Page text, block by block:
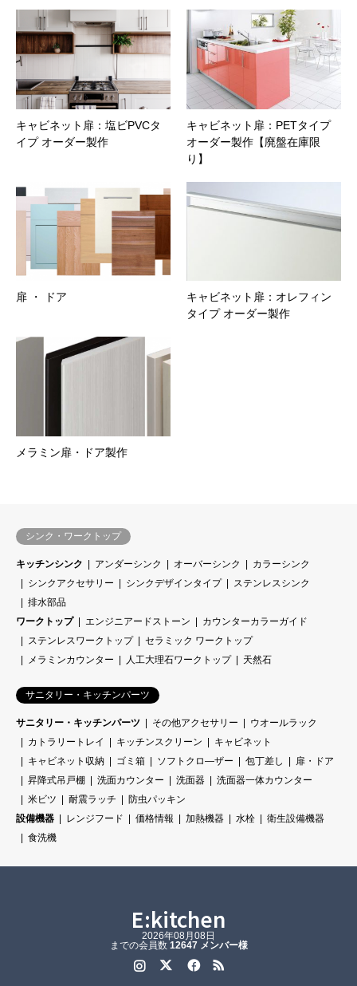
ファイル添付
キャビネット扉：塩ビPVCタ
イプ オーダー製作
キャビネット扉：PETタイプ
オーダー製作【廃盤在庫限
り】
扉 ・ ドア
キャビネット扉：オレフィン
タイプ オーダー製作
メラミン扉・ドア製作
シンク・ワークトップ
キッチンシンク アンダーシンク オーバーシンク
カラーシンク
シンクアクセサリー
シンクデザインタイプ
ステンレスシンク
排水部品
ワークトップ
エンジニアードストーン
カウンターカラーガイド
ステンレスワークトップ
セラミック ワークトップ
メラミンカウンター
人工大理石ワークトップ 天然石
サニタリー・キッチンパーツ
サニタリー・キッチンパーツ その他アクセサリー
ウオールラック
カトラリートレイ
キッチンスクリーン
キャビネット
キャビネット収納
ゴミ箱 ソフトクロ―ザー 包丁差し
扉・ドア
昇降式吊戸棚
洗面カウンター 洗面器
洗面器一体カウンター
米ビツ
耐震ラッチ
防虫パッキン
設備機器
レンジフード 価格情報 加熱機器 水栓
衛生設備機器
食洗機
E:kitchen
2026年08月08日
までの会員数 12647 メンバー様
FacebookRSS